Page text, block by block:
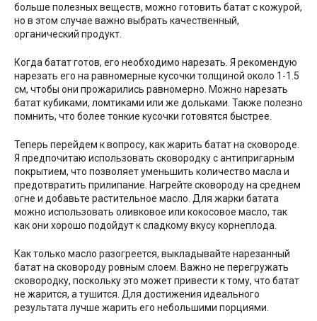
больше полезных веществ, можно готовить батат с кожурой,
но в этом случае важно выбрать качественный,
органический продукт.
Когда батат готов, его необходимо нарезать. Я рекомендую
нарезать его на равномерные кусочки толщиной около 1-1.5
см, чтобы они прожарились равномерно. Можно нарезать
батат кубиками, ломтиками или же дольками. Также полезно
помнить, что более тонкие кусочки готовятся быстрее.
Теперь перейдем к вопросу, как жарить батат на сковороде.
Я предпочитаю использовать сковородку с антипригарным
покрытием, что позволяет уменьшить количество масла и
предотвратить прилипание. Нагрейте сковороду на среднем
огне и добавьте растительное масло. Для жарки батата
можно использовать оливковое или кокосовое масло, так
как они хорошо подойдут к сладкому вкусу корнеплода.
Как только масло разогреется, выкладывайте нарезанный
батат на сковороду ровным слоем. Важно не перегружать
сковородку, поскольку это может привести к тому, что батат
не жарится, а тушится. Для достижения идеального
результата лучше жарить его небольшими порциями.